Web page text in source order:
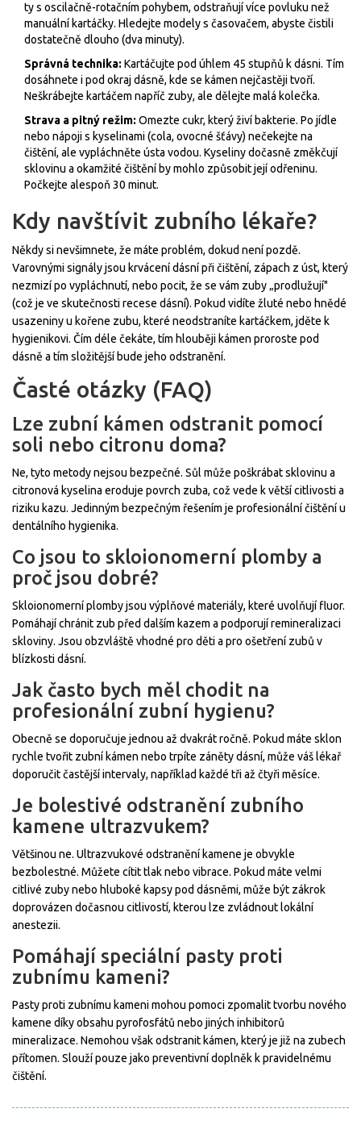
ty s oscilačně-rotačním pohybem, odstraňují více povluku než
manuální kartáčky. Hledejte modely s časovačem, abyste čistili
dostatečně dlouho (dva minuty).
Správná technika: Kartáčujte pod úhlem 45 stupňů k dásni. Tím
dosáhnete i pod okraj dásně, kde se kámen nejčastěji tvoří.
Neškrábejte kartáčem napříč zuby, ale dělejte malá kolečka.
Strava a pitný režim: Omezte cukr, který živí bakterie. Po jídle
nebo nápoji s kyselinami (cola, ovocné šťávy) nečekejte na
čištění, ale vypláchněte ústa vodou. Kyseliny dočasně změkčují
sklovinu a okamžité čištění by mohlo způsobit její odřeninu.
Počkejte alespoň 30 minut.
Kdy navštívit zubního lékaře?
Někdy si nevšimnete, že máte problém, dokud není pozdě.
Varovnými signály jsou krvácení dásní při čištění, zápach z úst, který
nezmizí po vypláchnutí, nebo pocit, že se vám zuby „prodlužují"
(což je ve skutečnosti recese dásní). Pokud vidíte žluté nebo hnědé
usazeniny u kořene zubu, které neodstraníte kartáčkem, jděte k
hygienikovi. Čím déle čekáte, tím hlouběji kámen proroste pod
dásně a tím složitější bude jeho odstranění.
Časté otázky (FAQ)
Lze zubní kámen odstranit pomocí
soli nebo citronu doma?
Ne, tyto metody nejsou bezpečné. Sůl může poškrábat sklovinu a
citronová kyselina eroduje povrch zuba, což vede k větší citlivosti a
riziku kazu. Jedinným bezpečným řešením je profesionální čištění u
dentálního hygienika.
Co jsou to skloionomerní plomby a
proč jsou dobré?
Skloionomerní plomby jsou výplňové materiály, které uvolňují fluor.
Pomáhají chránit zub před dalším kazem a podporují remineralizaci
skloviny. Jsou obzvláště vhodné pro děti a pro ošetření zubů v
blízkosti dásní.
Jak často bych měl chodit na
profesionální zubní hygienu?
Obecně se doporučuje jednou až dvakrát ročně. Pokud máte sklon
rychle tvořit zubní kámen nebo trpíte záněty dásní, může váš lékař
doporučit častější intervaly, například každé tři až čtyři měsíce.
Je bolestivé odstranění zubního
kamene ultrazvukem?
Většinou ne. Ultrazvukové odstranění kamene je obvykle
bezbolestné. Můžete cítit tlak nebo vibrace. Pokud máte velmi
citlivé zuby nebo hluboké kapsy pod dásněmi, může být zákrok
doprovázen dočasnou citlivostí, kterou lze zvládnout lokální
anestezii.
Pomáhají speciální pasty proti
zubnímu kameni?
Pasty proti zubnímu kameni mohou pomoci zpomalit tvorbu nového
kamene díky obsahu pyrofosfátů nebo jiných inhibitorů
mineralizace. Nemohou však odstranit kámen, který je již na zubech
přítomen. Slouží pouze jako preventivní doplněk k pravidelnému
čištění.